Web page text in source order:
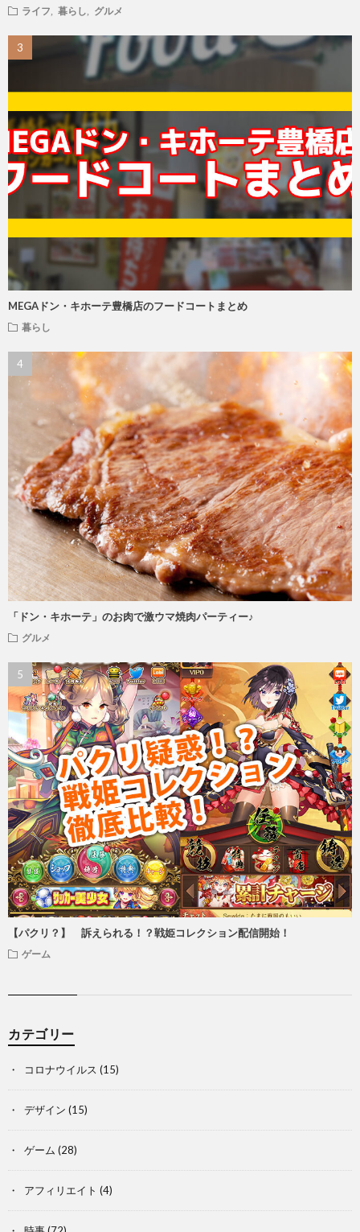
ライフ 暮らし グルメ
MEGAドン・キホーテ豊橋店のフードコートまとめ
暮らし
「ドン・キホーテ」のお肉で激ウマ焼肉パーティー♪
グルメ
【パクリ？】 訴えられる！？戦姫コレクション配信開始！
ゲーム
カテゴリー
コロナウイルス (15)
デザイン (15)
ゲーム (28)
アフィリエイト (4)